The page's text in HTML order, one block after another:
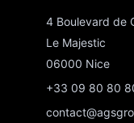
4 Boulevard de
Le Majestic
06000 Nice
+33 09 80 80